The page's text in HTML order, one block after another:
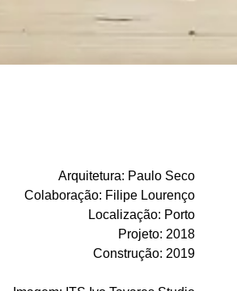
Arquitetura: Paulo Seco
Colaboração: Filipe Lourenço
Localização: Porto
Projeto: 2018
Construção: 2019